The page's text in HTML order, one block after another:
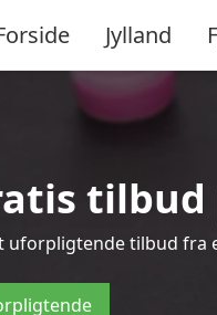
Jylland
uforpligtende tilbud